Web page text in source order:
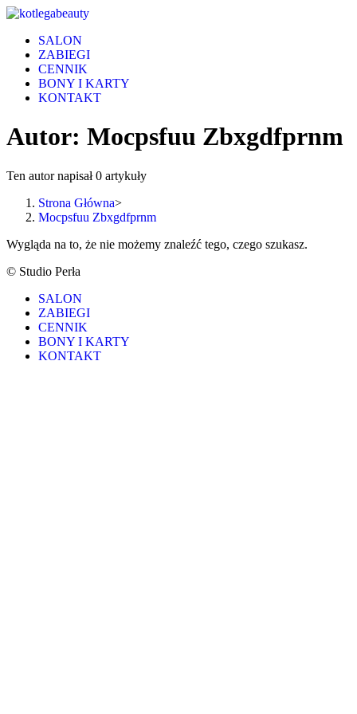
Skip
contentSALON
ZABIEGI
CENNIK
BONY I KARTY
KONTAKT
Autor: Mocpsfuu Zbxgdfprnm
Ten autor napisał 0 artykuły
Strona Główna>
Mocpsfuu Zbxgdfprnm
Wygląda na to, że nie możemy znaleźć tego, czego szukasz.
© Studio Perła
SALON
ZABIEGI
CENNIK
BONY I KARTY
KONTAKT